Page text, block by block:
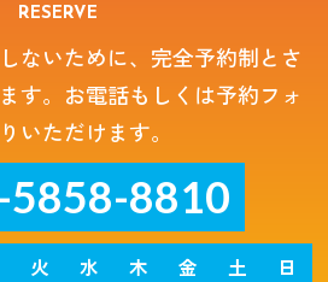
RESERVE
ないために、完全予約制とさ
す。お電話もしくは予約フォ
いただけます。
5858-8810
火 水 木 金 土
日